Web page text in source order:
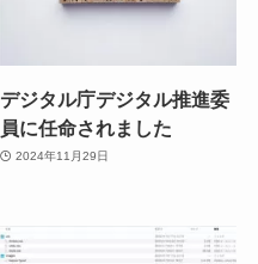
デジタル庁デジタル推進委
員に任命されました
2024年11月29日